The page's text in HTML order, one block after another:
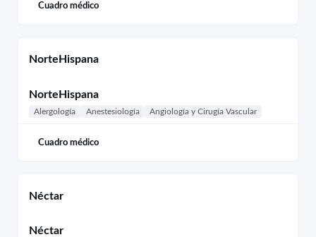
Cuadro médico
NorteHispana
NorteHispana
Alergología Anestesiología Angiología y Cirugía Vascular
Cuadro médico
Néctar
Néctar